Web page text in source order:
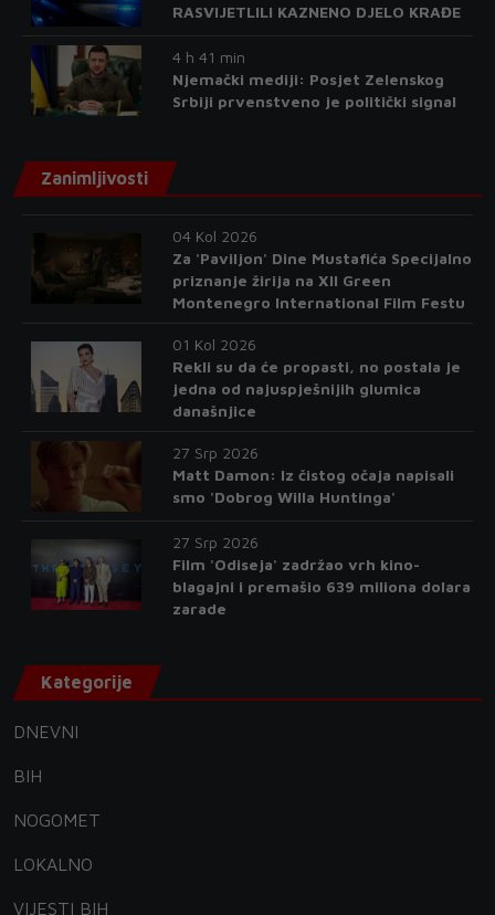
RASVIJETLILI KAZNENO DJELO KRAĐE
4 h 41 min
Njemački mediji: Posjet Zelenskog
Srbiji prvenstveno je politički signal
Zanimljivosti
04 Kol 2026
Za 'Paviljon' Dine Mustafića Specijalno
priznanje žirija na XII Green
Montenegro International Film Festu
01 Kol 2026
Rekli su da će propasti, no postala je
jedna od najuspješnijih glumica
današnjice
27 Srp 2026
Matt Damon: Iz čistog očaja napisali
smo 'Dobrog Willa Huntinga'
27 Srp 2026
Film 'Odiseja' zadržao vrh kino-
blagajni i premašio 639 miliona dolara
zarade
Kategorije
DNEVNI
BIH
NOGOMET
LOKALNO
VIJESTI BIH